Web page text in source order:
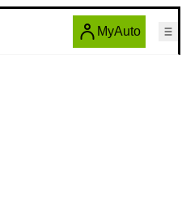
MyAuto